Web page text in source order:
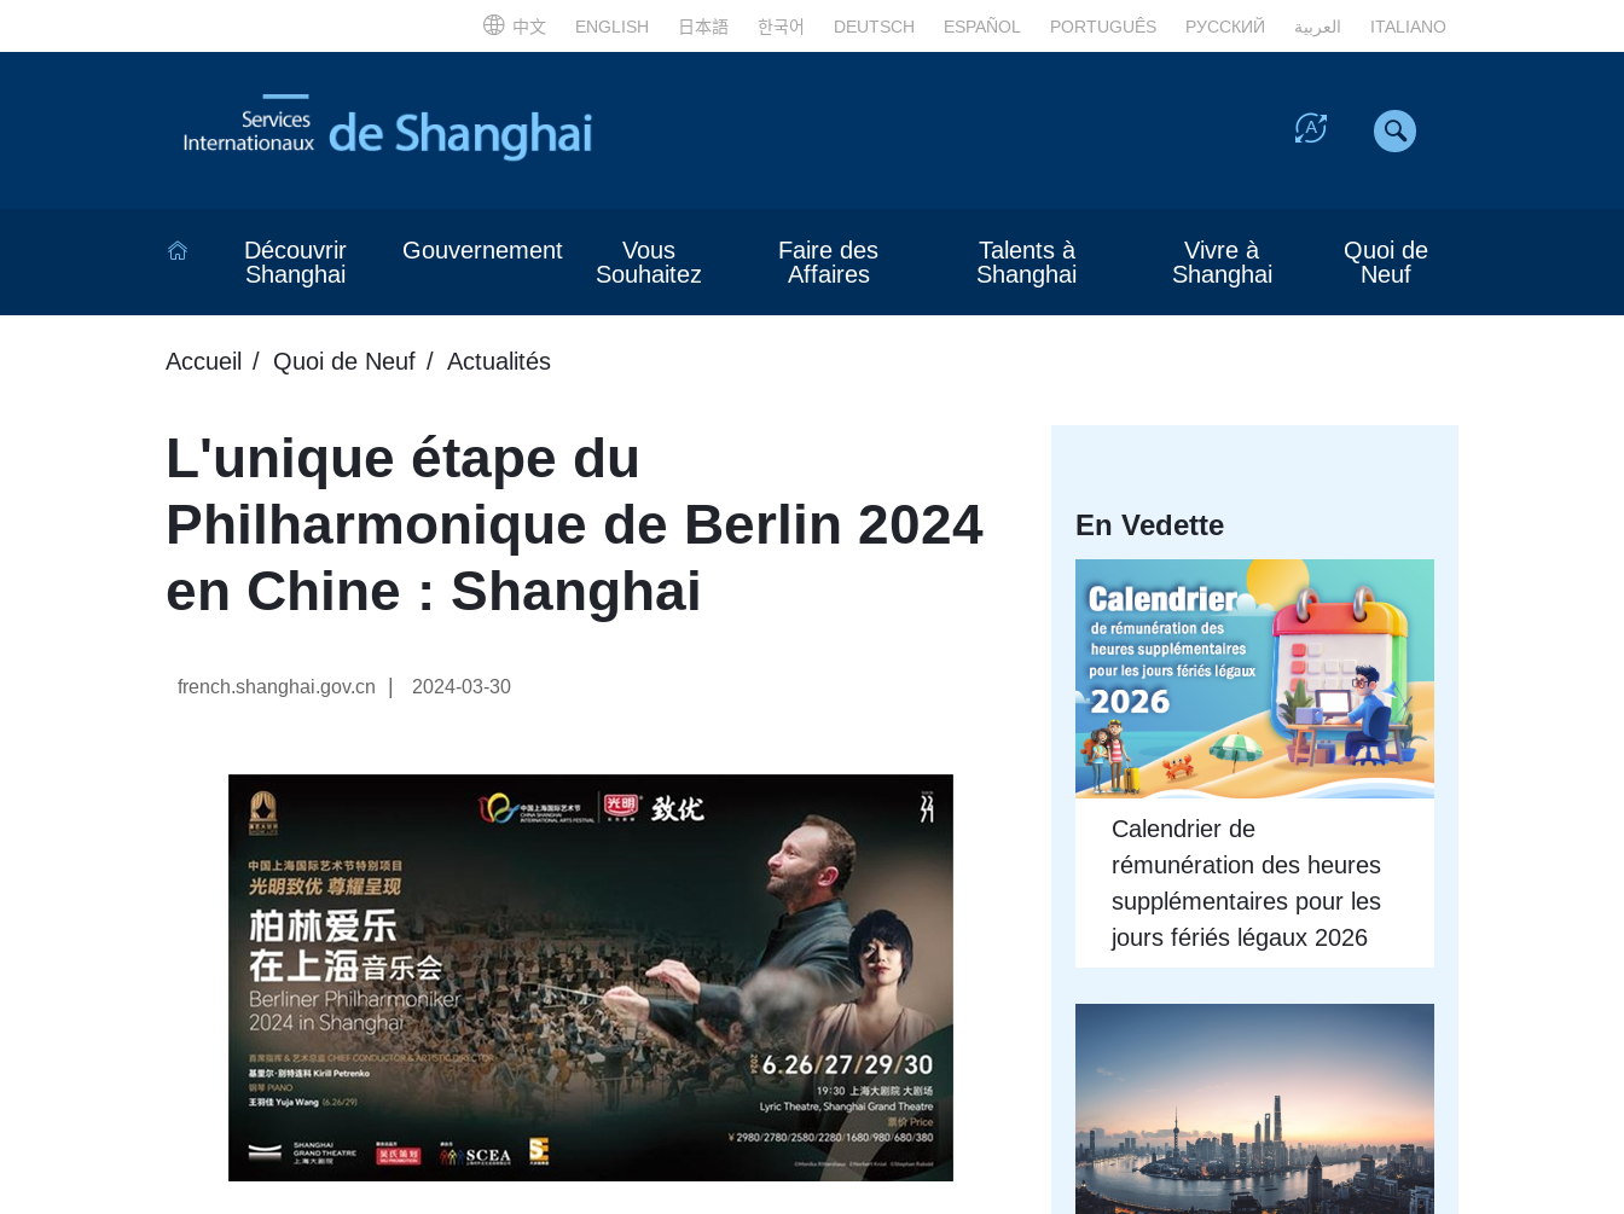
中文 ENGLISH 日本語 한국어 DEUTSCH ESPAÑOL PORTUGUÊS РУССКИЙ العربية ITALIANO
Découvrir
Shanghai
Gouvernement
Vous
Souhaitez
Faire des
Affaires
Talents à
Shanghai
Vivre à
Shanghai
Quoi de
Neuf
Accueil Quoi de Neuf Actualités
L'unique étape du
Philharmonique de Berlin 2024
en Chine : Shanghai
french.shanghai.gov.cn 2024-03-30
En Vedette
Calendrier de
rémunération des heures
supplémentaires pour les
jours fériés légaux 2026